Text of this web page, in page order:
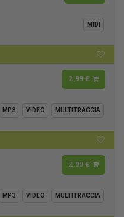
MIDI
2,99 €
MP3 VIDEO MULTITRACCIA
2,99 €
MP3 VIDEO MULTITRACCIA